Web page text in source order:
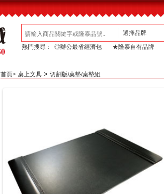
熱門搜尋： ◎辦公最省經濟包 ★隆泰自有品牌
首頁> 桌上文具 > 切割版/桌墊/桌墊組